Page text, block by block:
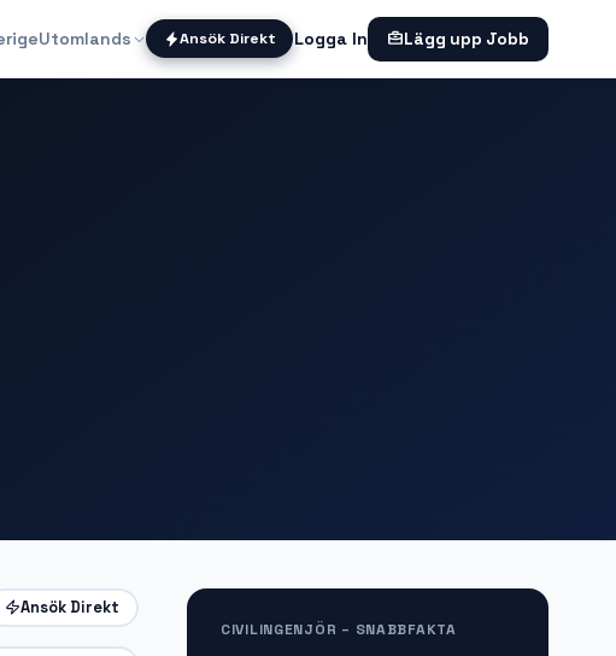
Utomlands Ansök Direkt Logga In Lägg upp Jobb
Ansök Direkt
CIVILINGENJÖR – SNABBFAKTA